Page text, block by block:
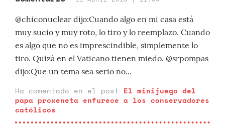
@chiconuclear dijo:Cuando algo en mi casa está
muy sucio y muy roto, lo tiro y lo reemplazo. Cuando
es algo que no es imprescindible, simplemente lo
tiro. Quizá en el Vaticano tienen miedo. @srpompas
dijo:Que un tema sea serio no...
Ha comentado en el post El minijuego del
papa proxeneta enfurece a los conservadores
católicos